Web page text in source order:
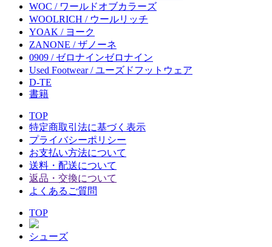
WOC / ワールドオブカラーズ
WOOLRICH / ウールリッチ
YOAK / ヨーク
ZANONE / ザノーネ
0909 / ゼロナインゼロナイン
Used Footwear / ユーズドフットウェア
D-TE
書籍
TOP
特定商取引法に基づく表示
プライバシーポリシー
お支払い方法について
送料・配送について
返品・交換について
よくあるご質問
TOP
シューズ